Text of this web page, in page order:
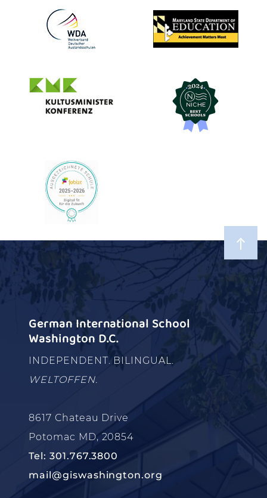
German International School
Washington D.C.
INDEPENDENT. BILINGUAL.
WELTOFFEN.
8617 Chateau Drive
Potomac MD, 20854
Tel: 301.767.3800
mail@giswashington.org